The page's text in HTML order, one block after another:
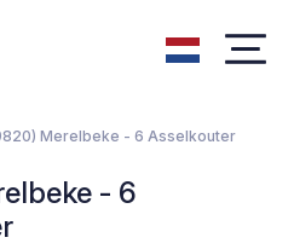
Merelbeke - 6 Asselkouter
- 6